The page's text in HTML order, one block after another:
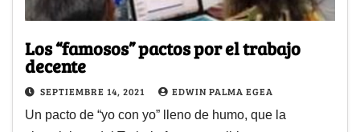
Los “famosos” pactos por el trabajo
decente
SEPTIEMBRE 14, 2021 EDWIN PALMA EGEA
Un pacto de “yo con yo” lleno de humo, que la